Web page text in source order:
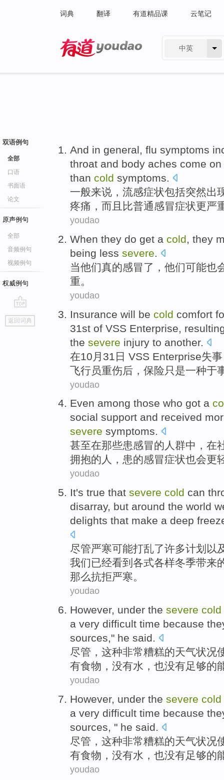
词典 翻译 有道精品课 云笔记
中英
双语例句
全部
口语
书面语
论文
原声例句
全部
音频例句
视频例句
权威例句
go
top
返回词典
And in general, flu symptoms
throat and body aches come on
than cold symptoms.
一般来说， 流感症状包括突然出
疼痛 ，而且 比普通感冒症状更严
youdao
When they do get a cold, they
being less severe.
当他们真的感冒了，他们可能也
重。
youdao
Insurance will be cold comfort
31st of VSS Enterprise,
the severe injury to another.
在10月 31 日 VSS Enterprise失事
飞行员重伤后 ， 保险 只是一种于
youdao
Even among those who got a
social support and received
severe symptoms.
甚至在那些患感冒的人群中，在
拥抱的 人 ，患的感冒症状也会更
youdao
It's true that severe cold can
disarray, but around the world
delights that make a deep
尽管严寒可能打乱了许多计划 以
我们已经看到 各式各样冬季带来
那么抗拒严寒。
youdao
However, under the severe cold
a very difficult time because
sources," he said.
尽管 ， 这种非常糟糕的天气状况
有食物 ，没有水 ，也没有足够的
youdao
However, under the severe cold
a very difficult time because
sources, " he said.
尽管 ， 这种非常糟糕的天气状况
有食物 ，没有水 ，也没有足够的
youdao